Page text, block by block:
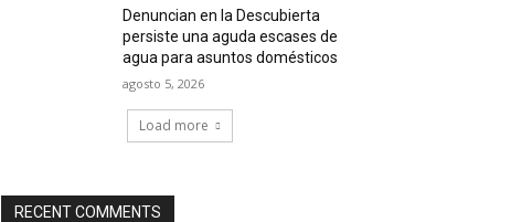
Denuncian en la Descubierta
persiste una aguda escases de
agua para asuntos domésticos
agosto 5, 2026
Load more
RECENT COMMENTS